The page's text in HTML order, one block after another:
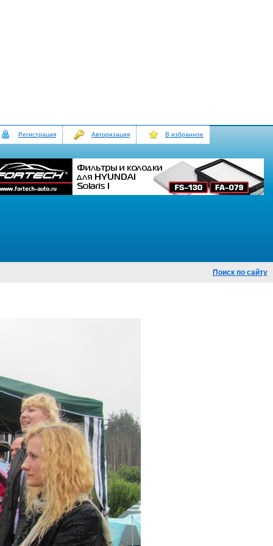
Регистрация Авторизация В избранное
Поиск по сайту